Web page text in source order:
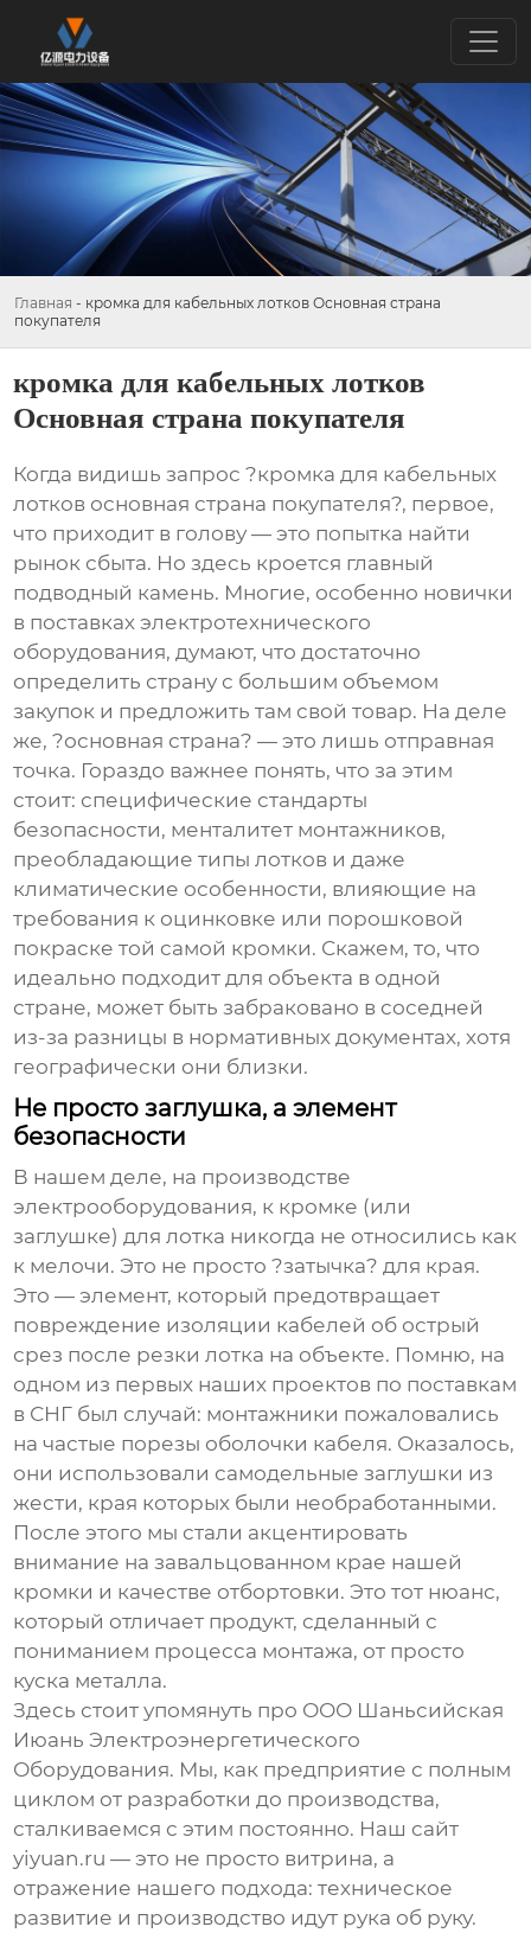
Главная - кромка для кабельных лотков Основная страна
покупателя
кромка для кабельных лотков
Основная страна покупателя
Когда видишь запрос ?кромка для кабельных
лотков основная страна покупателя?, первое,
что приходит в голову — это попытка найти
рынок сбыта. Но здесь кроется главный
подводный камень. Многие, особенно новички
в поставках электротехнического
оборудования, думают, что достаточно
определить страну с большим объемом
закупок и предложить там свой товар. На деле
же, ?основная страна? — это лишь отправная
точка. Гораздо важнее понять, что за этим
стоит: специфические стандарты
безопасности, менталитет монтажников,
преобладающие типы лотков и даже
климатические особенности, влияющие на
требования к оцинковке или порошковой
покраске той самой кромки. Скажем, то, что
идеально подходит для объекта в одной
стране, может быть забраковано в соседней
из-за разницы в нормативных документах, хотя
географически они близки.
Не просто заглушка, а элемент
безопасности
В нашем деле, на производстве
электрооборудования, к кромке (или
заглушке) для лотка никогда не относились как
к мелочи. Это не просто ?затычка? для края.
Это — элемент, который предотвращает
повреждение изоляции кабелей об острый
срез после резки лотка на объекте. Помню, на
одном из первых наших проектов по поставкам
в СНГ был случай: монтажники пожаловались
на частые порезы оболочки кабеля. Оказалось,
они использовали самодельные заглушки из
жести, края которых были необработанными.
После этого мы стали акцентировать
внимание на завальцованном крае нашей
кромки и качестве отбортовки. Это тот нюанс,
который отличает продукт, сделанный с
пониманием процесса монтажа, от просто
куска металла.
Здесь стоит упомянуть про ООО Шаньсийская
Июань Электроэнергетического
Оборудования. Мы, как предприятие с полным
циклом от разработки до производства,
сталкиваемся с этим постоянно. Наш сайт
yiyuan.ru — это не просто витрина, а
отражение нашего подхода: техническое
развитие и производство идут рука об руку.